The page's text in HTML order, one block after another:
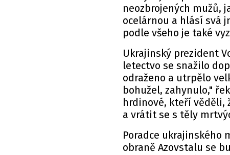
neozbrojených mužů,
ocelárnou a hlásí svá
podle všeho je také
Ukrajinský prezident
letectvo se snažilo
odraženo a utrpělo
bohužel, zahynulo,"
hrdinové, kteří věděli,
a vrátit se s těly
Poradce ukrajinského
obraně Azovstalu se